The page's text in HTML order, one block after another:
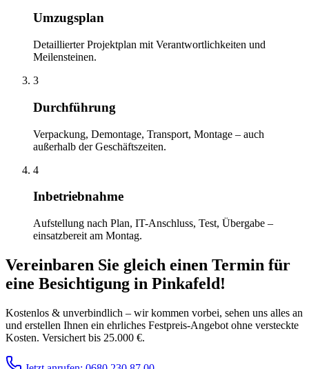
Umzugsplan
Detaillierter Projektplan mit Verantwortlichkeiten und
Meilensteinen.
3
Durchführung
Verpackung, Demontage, Transport, Montage – auch
außerhalb der Geschäftszeiten.
4
Inbetriebnahme
Aufstellung nach Plan, IT-Anschluss, Test, Übergabe –
einsatzbereit am Montag.
Vereinbaren Sie gleich einen Termin für
eine Besichtigung in Pinkafeld!
Kostenlos & unverbindlich – wir kommen vorbei, sehen uns alles an
und erstellen Ihnen ein ehrliches Festpreis-Angebot ohne versteckte
Kosten. Versichert bis 25.000 €.